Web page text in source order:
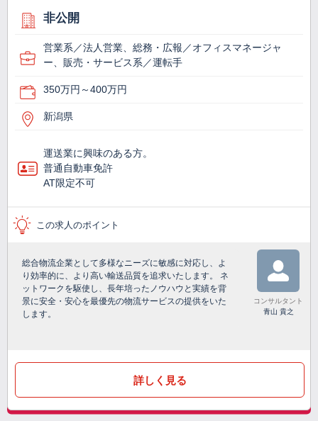
非公開
営業系／法人営業、総務・広報／オフィスマネージャ
ー、販売・サービス系／運転手
350万円～400万円
新潟県
運送業に興味のある方。
普通自動車免許
AT限定不可
この求人のポイント
総合物流企業として多様なニーズに敏感に対応し、よ
り効率的に、より高い輸送品質を追求いたします。 ネ
ットワークを駆使し、長年培ったノウハウと実績を背
景に安全・安心を最優先の物流サービスの提供をいた
します。
コンサルタント
青山 貴之
詳しく見る